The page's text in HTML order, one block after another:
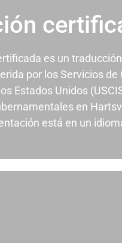
es un traducción
por los Servicios de
Estados Unidos
en
está en un